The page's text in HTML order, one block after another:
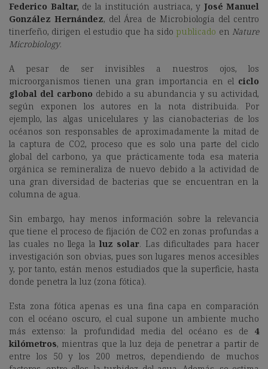
Federico Baltar, de la institución austriaca, y José Manuel
González Hernández, del Área de Microbiología del centro
tinerfeño, dirigen el estudio que ha sido publicado en Nature
Microbiology.
A pesar de ser invisibles a nuestros ojos, los
microorganismos tienen una gran importancia en el ciclo
global del carbono debido a su abundancia y su actividad,
según exponen los autores en la nota distribuida. Por
ejemplo, las algas unicelulares y las cianobacterias de los
océanos son responsables de aproximadamente la mitad de
la captura de CO2, proceso que es solo una parte del ciclo
global del carbono, ya que prácticamente toda esa materia
orgánica se remineraliza de nuevo debido a la actividad de
una gran diversidad de bacterias que se encuentran en la
columna de agua.
Sin embargo, hay menos información sobre la relevancia
que tiene el proceso de fijación de CO2 en zonas profundas a
las cuales no llega la luz solar. Las dificultades para hacer
investigación son obvias, pues son lugares menos accesibles
y, por tanto, están menos estudiados que la superficie, hasta
donde penetra la luz (zona fótica).
Esta zona fótica apenas es una fina capa en comparación
con el océano oscuro, el cual supone un ambiente mucho
más extenso: la profundidad media del océano es de
4
kilómetros, mientras que la luz deja de penetrar a partir de
entre los 50 y los 200 metros, dependiendo de muchos